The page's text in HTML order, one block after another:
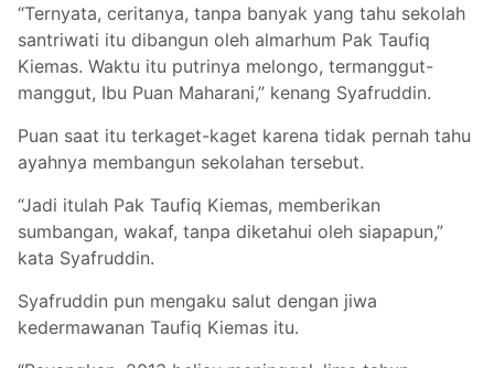
“Ternyata, ceritanya, tanpa banyak yang tahu sekolah
santriwati itu dibangun oleh almarhum Pak Taufiq
Kiemas. Waktu itu putrinya melongo, termanggut-
manggut, Ibu Puan Maharani,” kenang Syafruddin.
Puan saat itu terkaget-kaget karena tidak pernah tahu
ayahnya membangun sekolahan tersebut.
“Jadi itulah Pak Taufiq Kiemas, memberikan
sumbangan, wakaf, tanpa diketahui oleh siapapun,”
kata Syafruddin.
Syafruddin pun mengaku salut dengan jiwa
kedermawanan Taufiq Kiemas itu.